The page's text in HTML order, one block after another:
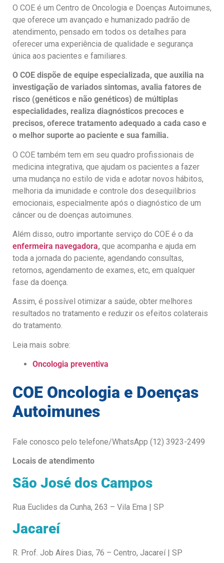
O COE é um Centro de Oncologia e Doenças Autoimunes,
que oferece um avançado e humanizado padrão de
atendimento, pensado em todos os detalhes para
oferecer uma experiência de qualidade e segurança
única aos pacientes e familiares.
O COE dispõe de equipe especializada, que auxilia na
investigação de variados sintomas, avalia fatores de
risco (genéticos e não genéticos) de múltiplas
especialidades, realiza diagnósticos precoces e
precisos, oferece tratamento adequado a cada caso e
o melhor suporte ao paciente e sua família.
O COE também tem em seu quadro profissionais de
medicina integrativa, que ajudam os pacientes a fazer
uma mudança no estilo de vida e adotar novos hábitos,
melhoria da imunidade e controle dos desequilíbrios
emocionais, especialmente após o diagnóstico de um
câncer ou de doenças autoimunes.
Além disso, outro importante serviço do COE é o da
enfermeira navegadora, que acompanha e ajuda em
toda a jornada do paciente, agendando consultas,
retornos, agendamento de exames, etc, em qualquer
fase da doença.
Assim, é possível otimizar a saúde, obter melhores
resultados no tratamento e reduzir os efeitos colaterais
do tratamento.
Leia mais sobre:
Oncologia preventiva
COE Oncologia e Doenças
Autoimunes
Fale conosco pelo telefone/WhatsApp (12) 3923-2499
Locais de atendimento
São José dos Campos
Rua Euclides da Cunha, 263 – Vila Ema | SP
Jacareí
R. Prof. Job Aíres Dias, 76 – Centro, Jacareí | SP